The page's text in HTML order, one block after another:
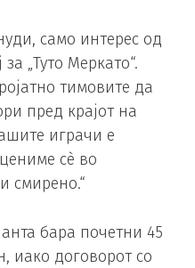
само интерес од
„Туто Меркато“.
тимовите да
пред крајот на
играчи е
сè во
смирено.“
бара почетни 45
иако договорот со